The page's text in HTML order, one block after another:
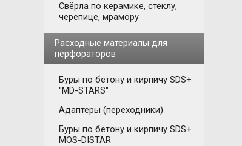
Свёрла по керамике, стеклу,
черепице, мрамору
Расходные материалы для
перфораторов
Буры по бетону и кирпичу SDS+
"MD-STARS"
Адаптеры (переходники)
Буры по бетону и кирпичу SDS+
MOS-DISTAR